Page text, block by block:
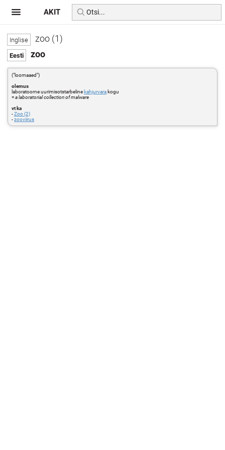
zoo (1)
zoo
("loomaaed")
olemus
laboratoorne uurimisotstarbeline kahjurvara kogu
=a laboratorial collection of malware
vt ka
-Zoo (2)
-zooviirus
AKIT